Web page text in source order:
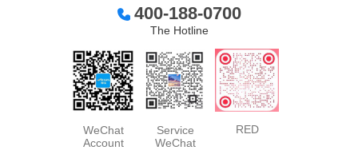
400-188-0700
The Hotline
WeChat
Account
Service
WeChat
RED